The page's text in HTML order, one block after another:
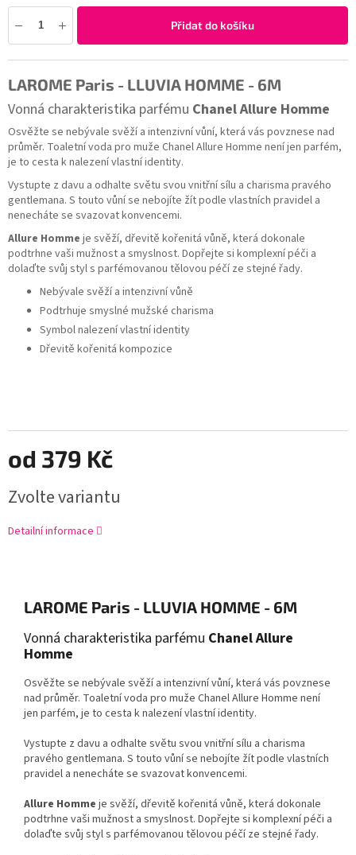
od 379 Kč
Zvolte variantu
Přidat do košíku
LAROME Paris - LLUVIA HOMME - 6M
Vonná charakteristika parfému Chanel Allure Homme
Osvěžte se nebývale svěží a intenzivní vůní, která vás povznese nad
průměr. Toaletní voda pro muže Chanel Allure Homme není jen parfém,
je to cesta k nalezení vlastní identity.
Vystupte z davu a odhalte světu svou vnitřní sílu a charisma pravého
gentlemana. S touto vůní se nebojíte žít podle vlastních pravidel a
nenecháte se svazovat konvencemi.
Allure Homme je svěží, dřevitě kořenitá vůně, která dokonale
podtrhne vaši mužnost a smyslnost. Dopřejte si komplexní péči a
dolaďte svůj styls parfémovanou tělovou péčí ze stejné řady.
Nebývale svěží a intenzivní vůně
Podtrhuje smyslné mužské charisma
Symbol nalezení vlastní identity
Dřevitě kořenitá kompozice
Detailní informace
LAROME Paris - LLUVIA HOMME - 6M
Vonná charakteristika parfému Chanel Allure
Homme
Osvěžte se nebývale svěží a intenzivní vůní, která vás povznese
nad průměr. Toaletní voda pro muže Chanel Allure Homme není
jen parfém, je to cesta k nalezení vlastní identity.
Vystupte z davu a odhalte světu svou vnitřní sílu a charisma
pravého gentlemana. S touto vůní se nebojíte žít podle vlastních
pravidel a nenecháte se svazovat konvencemi.
Allure Homme je svěží, dřevitě kořenitá vůně, která dokonale
podtrhne vaši mužnost a smyslnost. Dopřejte si komplexní péči a
dolaďte svůj styls parfémovanou tělovou péčí ze stejné řady.